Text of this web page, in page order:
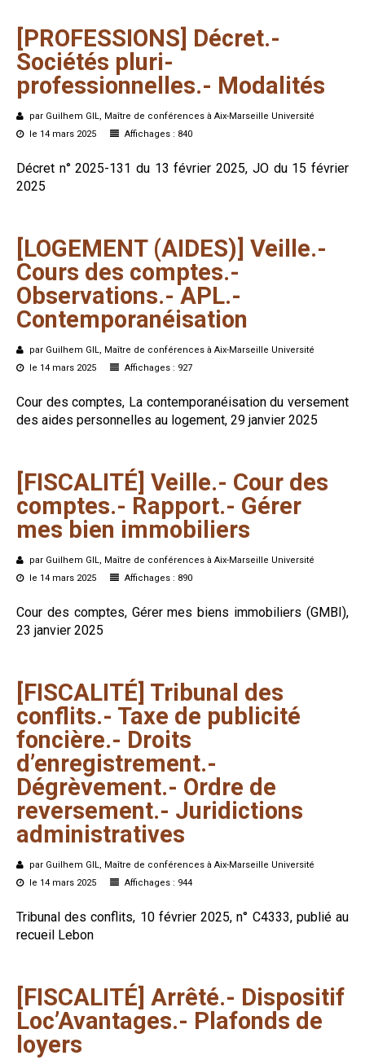
[PROFESSIONS] Décret.-
Sociétés pluri-
professionnelles.- Modalités
par Guilhem GIL, Maître de conférences à Aix-Marseille Université
le 14 mars 2025
Affichages : 840
Décret n° 2025-131 du 13 février 2025, JO du 15 février
2025
[LOGEMENT (AIDES)] Veille.-
Cours des comptes.-
Observations.- APL.-
Contemporanéisation
par Guilhem GIL, Maître de conférences à Aix-Marseille Université
le 14 mars 2025
Affichages : 927
Cour des comptes, La contemporanéisation du versement
des aides personnelles au logement, 29 janvier 2025
[FISCALITÉ] Veille.- Cour des
comptes.- Rapport.- Gérer
mes bien immobiliers
par Guilhem GIL, Maître de conférences à Aix-Marseille Université
le 14 mars 2025
Affichages : 890
Cour des comptes, Gérer mes biens immobiliers (GMBI),
23 janvier 2025
[FISCALITÉ] Tribunal des
conflits.- Taxe de publicité
foncière.- Droits
d’enregistrement.-
Dégrèvement.- Ordre de
reversement.- Juridictions
administratives
par Guilhem GIL, Maître de conférences à Aix-Marseille Université
le 14 mars 2025
Affichages : 944
Tribunal des conflits, 10 février 2025, n° C4333, publié au
recueil Lebon
[FISCALITÉ] Arrêté.- Dispositif
Loc’Avantages.- Plafonds de
loyers